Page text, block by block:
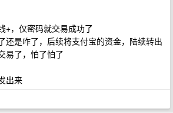
+，仅密码就交易成功了
还是咋了，后续将支付宝的资金，陆续转出
易了，怕了怕了
出来